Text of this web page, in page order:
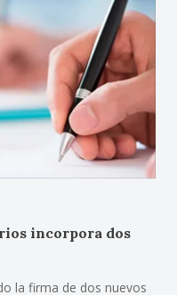
incorpora dos
la firma de dos nuevos